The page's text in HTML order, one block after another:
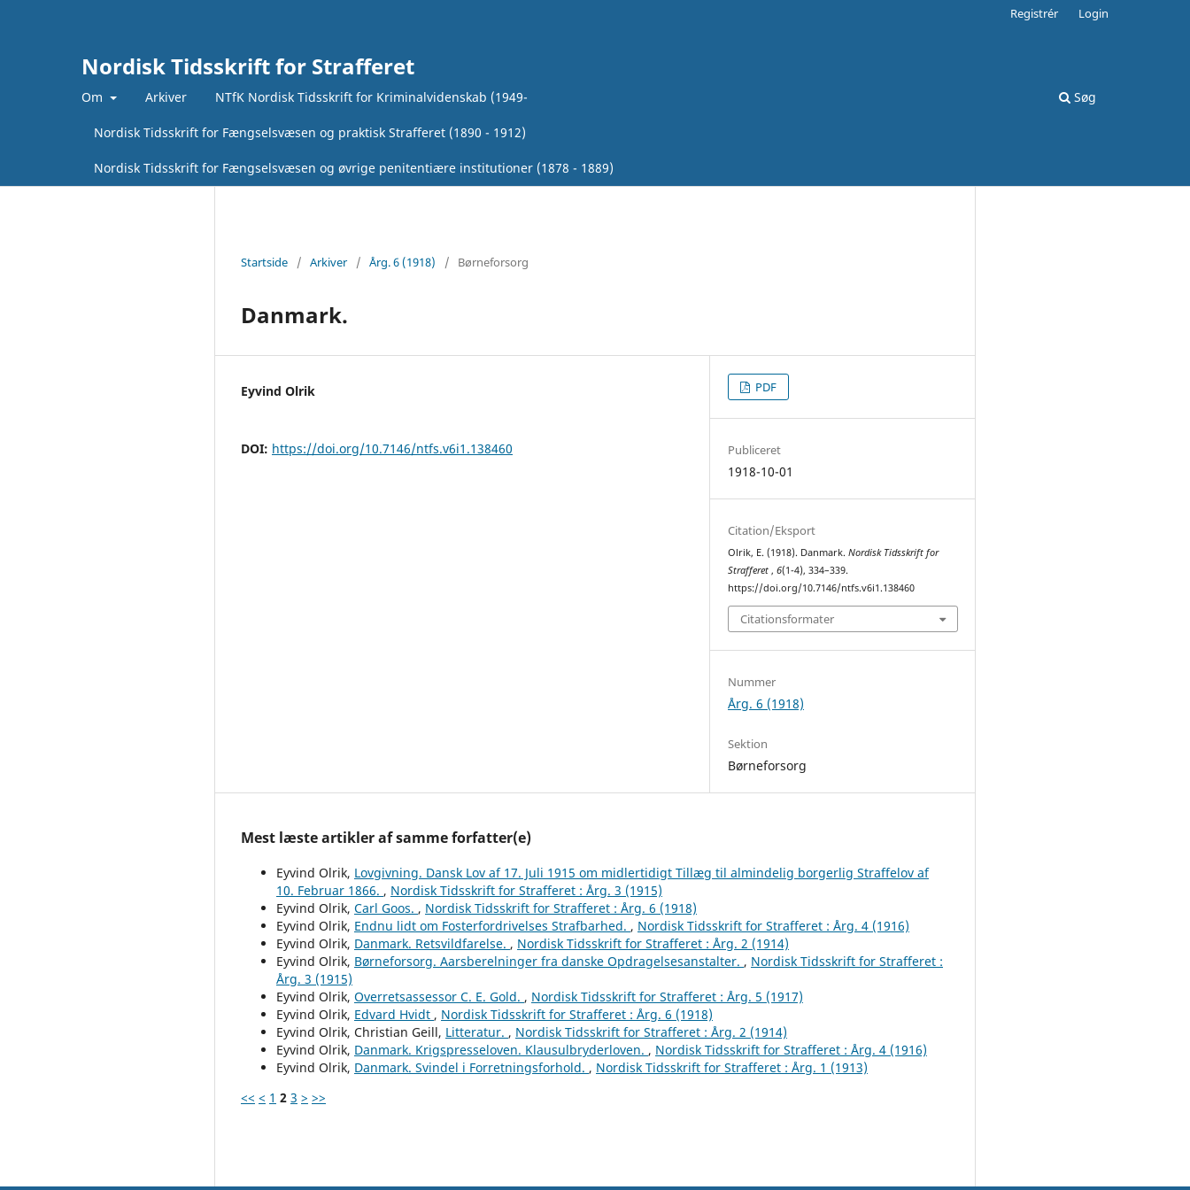
Nordisk Tidsskrift for Strafferet
Om Arkiver NTfK Nordisk Tidsskrift for Kriminalvidenskab (1949-
Nordisk Tidsskrift for Fængselsvæsen og praktisk Strafferet (1890 - 1912)
Nordisk Tidsskrift for Fængselsvæsen og øvrige penitentiære institutioner (1878 - 1889)
Søg
Registrér Login
Startside / Arkiver / Årg. 6 (1918) / Børneforsorg
Danmark.
Eyvind Olrik
DOI: https://doi.org/10.7146/ntfs.v6i1.138460
PDF
Publiceret
1918-10-01
Citation/Eksport
Olrik, E. (1918). Danmark.Nordisk Tidsskrift for
Strafferet,6(1-4), 334–339.
https://doi.org/10.7146/ntfs.v6i1.138460
Citationsformater
Nummer
Årg. 6 (1918)
Sektion
Børneforsorg
Mest læste artikler af samme forfatter(e)
Eyvind Olrik, Lovgivning. Dansk Lov af 17. Juli 1915 om midlertidigt Tillæg til almindelig borgerlig Straffelov af
10. Februar 1866. , Nordisk Tidsskrift for Strafferet : Årg. 3 (1915)
Eyvind Olrik, Carl Goos. , Nordisk Tidsskrift for Strafferet : Årg. 6 (1918)
Eyvind Olrik, Endnu lidt om Fosterfordrivelses Strafbarhed. , Nordisk Tidsskrift for Strafferet : Årg. 4 (1916)
Eyvind Olrik, Danmark. Retsvildfarelse. , Nordisk Tidsskrift for Strafferet : Årg. 2 (1914)
Eyvind Olrik, Børneforsorg. Aarsberelninger fra danske Opdragelsesanstalter. , Nordisk Tidsskrift for Strafferet :
Årg. 3 (1915)
Eyvind Olrik, Overretsassessor C. E. Gold. , Nordisk Tidsskrift for Strafferet : Årg. 5 (1917)
Eyvind Olrik, Edvard Hvidt , Nordisk Tidsskrift for Strafferet : Årg. 6 (1918)
Eyvind Olrik, Christian Geill, Litteratur. , Nordisk Tidsskrift for Strafferet : Årg. 2 (1914)
Eyvind Olrik, Danmark. Krigspresseloven. Klausulbryderloven. , Nordisk Tidsskrift for Strafferet : Årg. 4 (1916)
Eyvind Olrik, Danmark. Svindel i Forretningsforhold. , Nordisk Tidsskrift for Strafferet : Årg. 1 (1913)
<< < 1 2 3 > >>